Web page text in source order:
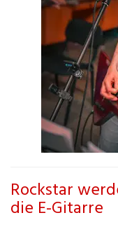
Rockstar
die E-Gitarre